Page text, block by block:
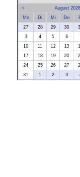
<
August 2026
Mo
Di Mi Do
27
28 29 30
3
4 5 6
10
11 12 13
17
18 19 20
24
25 26 27
31
1 2 3